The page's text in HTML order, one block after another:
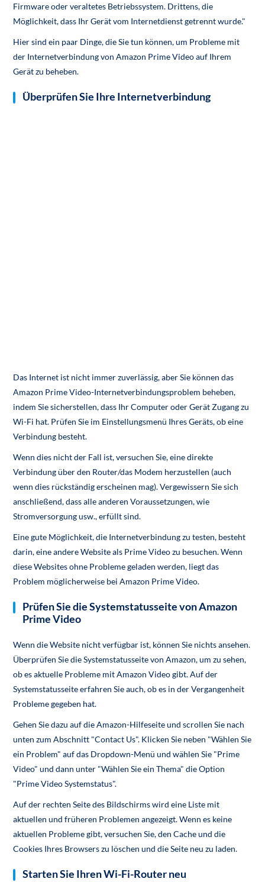
Firmware oder veraltetes Betriebssystem. Drittens, die
Möglichkeit, dass Ihr Gerät vom Internetdienst getrennt wurde."
Hier sind ein paar Dinge, die Sie tun können, um Probleme mit
der Internetverbindung von Amazon Prime Video auf Ihrem
Gerät zu beheben.
Überprüfen Sie Ihre Internetverbindung
Das Internet ist nicht immer zuverlässig, aber Sie können das
Amazon Prime Video-Internetverbindungsproblem beheben,
indem Sie sicherstellen, dass Ihr Computer oder Gerät Zugang zu
Wi-Fi hat. Prüfen Sie im Einstellungsmenü Ihres Geräts, ob eine
Verbindung besteht.
Wenn dies nicht der Fall ist, versuchen Sie, eine direkte
Verbindung über den Router/das Modem herzustellen (auch
wenn dies rückständig erscheinen mag). Vergewissern Sie sich
anschließend, dass alle anderen Voraussetzungen, wie
Stromversorgung usw., erfüllt sind.
Eine gute Möglichkeit, die Internetverbindung zu testen, besteht
darin, eine andere Website als Prime Video zu besuchen. Wenn
diese Websites ohne Probleme geladen werden, liegt das
Problem möglicherweise bei Amazon Prime Video.
Prüfen Sie die Systemstatusseite von Amazon
Prime Video
Wenn die Website nicht verfügbar ist, können Sie nichts ansehen.
Überprüfen Sie die Systemstatusseite von Amazon, um zu sehen,
ob es aktuelle Probleme mit Amazon Video gibt. Auf der
Systemstatusseite erfahren Sie auch, ob es in der Vergangenheit
Probleme gegeben hat.
Gehen Sie dazu auf die Amazon-Hilfeseite und scrollen Sie nach
unten zum Abschnitt "Contact Us". Klicken Sie neben "Wählen Sie
ein Problem" auf das Dropdown-Menü und wählen Sie "Prime
Video" und dann unter "Wählen Sie ein Thema" die Option
"Prime Video Systemstatus".
Auf der rechten Seite des Bildschirms wird eine Liste mit
aktuellen und früheren Problemen angezeigt. Wenn es keine
aktuellen Probleme gibt, versuchen Sie, den Cache und die
Cookies Ihres Browsers zu löschen und die Seite neu zu laden.
Starten Sie Ihren Wi-Fi-Router neu